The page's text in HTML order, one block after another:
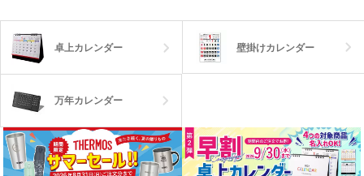
卓上カレンダー 壁掛けカレンダー
万年カレンダー